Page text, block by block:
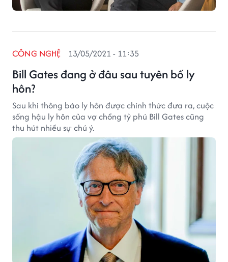
Bill Gates đang ở đâu sau tuyên bố ly
hôn?
CÔNG NGHỆ 13/05/2021 - 11:35
Sau khi thông báo ly hôn được chính thức đưa ra, cuộc
sống hậu ly hôn của vợ chồng tỷ phú Bill Gates cũng
thu hút nhiều sự chú ý.